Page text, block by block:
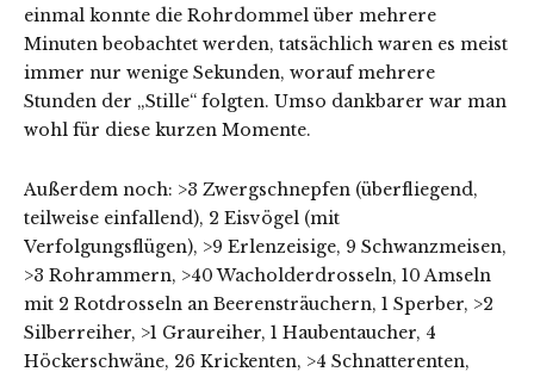
einmal konnte die Rohrdommel über mehrere
Minuten beobachtet werden, tatsächlich waren es meist
immer nur wenige Sekunden, worauf mehrere
Stunden der „Stille“ folgten. Umso dankbarer war man
wohl für diese kurzen Momente.
Außerdem noch: >3 Zwergschnepfen (überfliegend,
teilweise einfallend), 2 Eisvögel (mit
Verfolgungsflügen), >9 Erlenzeisige, 9 Schwanzmeisen,
>3 Rohrammern, >40 Wacholderdrosseln, 10 Amseln
mit 2 Rotdrosseln an Beerensträuchern, 1 Sperber, >2
Silberreiher, >1 Graureiher, 1 Haubentaucher, 4
Höckerschwäne, 26 Krickenten, >4 Schnatterenten,